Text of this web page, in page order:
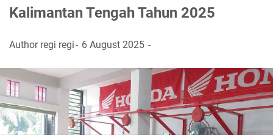
Kalimantan Tengah Tahun 2025
Author regi regi 6 August 2025